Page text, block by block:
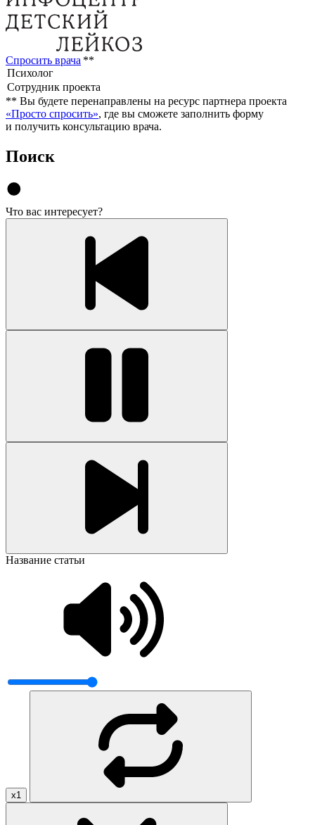
Спросить врача **
** Вы будете перенаправлены на ресурс партнера проекта
«Просто спросить», где вы сможете заполнить форму
и получить консультацию врача.
Поиск
Что вас интересует?
Название статьи
x1